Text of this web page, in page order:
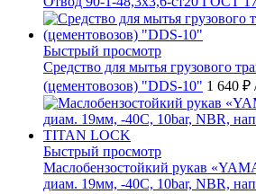
Быстрый просмотр
Средство для мытья грузового
(цементовозов) "DDS-10" 1 640 ₽
Быстрый просмотр
Маслобензостойкий рукав
диам. 19мм, -40C, 10bar, NBR,